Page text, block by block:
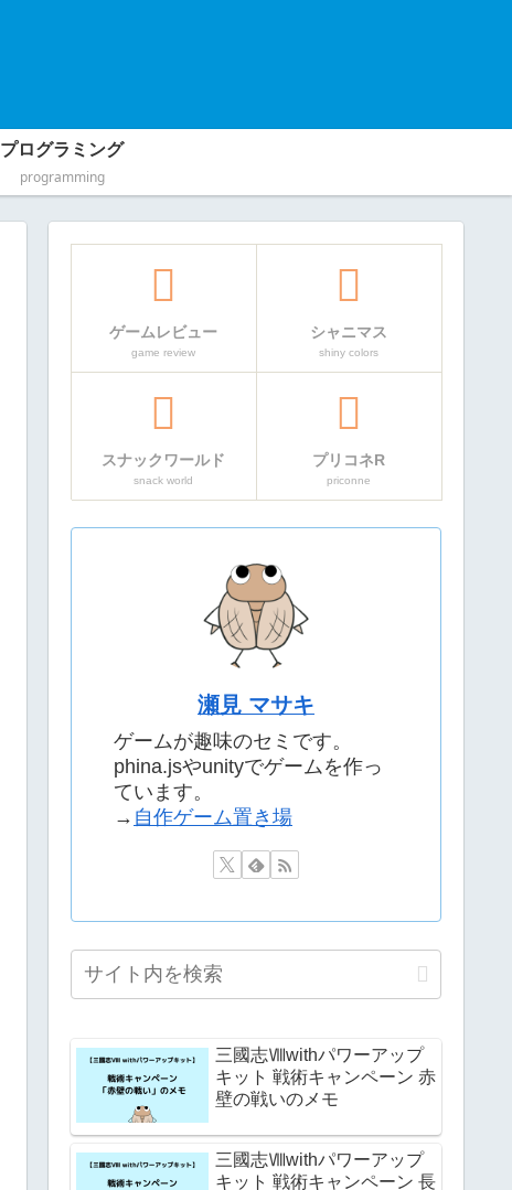
プログラミング
programming
ゲームレビュー
game review
シャニマス
shiny colors
スナックワールド
snack world
プリコネR
priconne
瀬見 マサキ
ゲームが趣味のセミです。
phina.jsやunityでゲームを作っ
ています。
→ 自作ゲーム置き場
三國志Ⅷwithパワーアップ
キット 戦術キャンペーン 赤
壁の戦いのメモ
三國志Ⅷwithパワーアップ
キット 戦術キャンペーン 長